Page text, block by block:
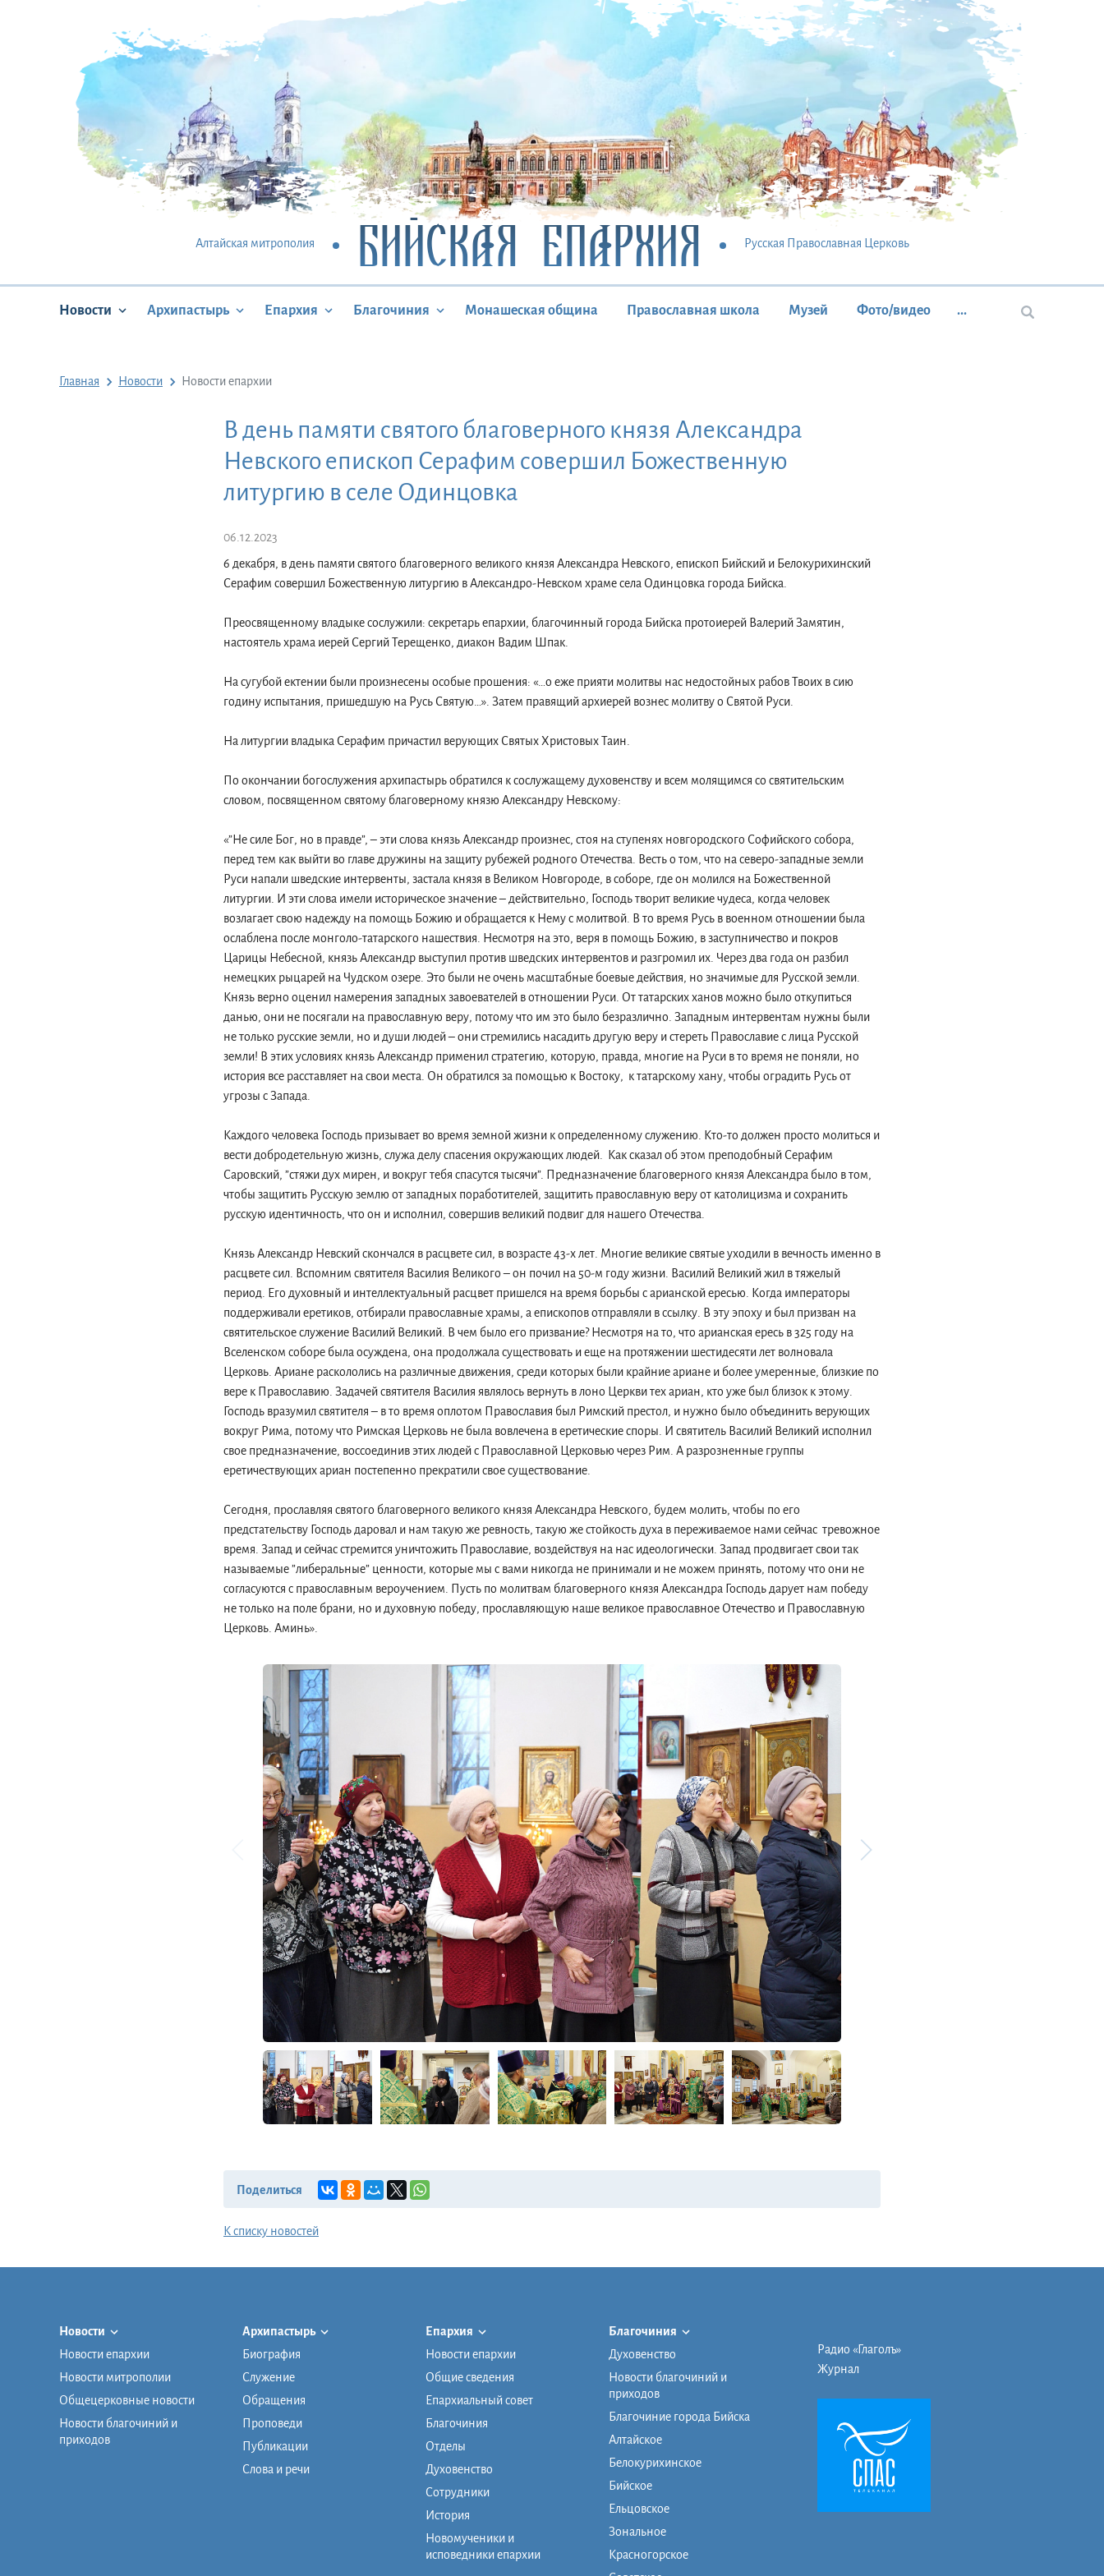
Алтайская митрополия БИЙСКАЯ ЕПАРХИЯ Русская Православная Церковь
Новости Архипастырь Епархия Благочиния Монашеская община Православная школа Музей Фото/видео ...
Главная Новости Новости епархии
В день памяти святого благоверного князя Александра
Невского епископ Серафим совершил Божественную
литургию в селе Одинцовка
06.12.2023
6 декабря, в день памяти святого благоверного великого князя Александра Невского, епископ Бийский и Белокурихинский
Серафим совершил Божественную литургию в Александро-Невском храме села Одинцовка города Бийска.
Преосвященному владыке сослужили: секретарь епархии, благочинный города Бийска протоиерей Валерий Замятин,
настоятель храма иерей Сергий Терещенко, диакон Вадим Шпак.
На сугубой ектении были произнесены особые прошения: «…о еже прияти молитвы нас недостойных рабов Твоих в сию
годину испытания, пришедшую на Русь Святую…». Затем правящий архиерей вознес молитву о Святой Руси.
На литургии владыка Серафим причастил верующих Святых Христовых Таин.
По окончании богослужения архипастырь обратился к сослужащему духовенству и всем молящимся со святительским
словом, посвященном святому благоверному князю Александру Невскому:
«”Не силе Бог, но в правде”, – эти слова князь Александр произнес, стоя на ступенях новгородского Софийского собора,
перед тем как выйти во главе дружины на защиту рубежей родного Отечества. Весть о том, что на северо-западные земли
Руси напали шведские интервенты, застала князя в Великом Новгороде, в соборе, где он молился на Божественной
литургии. И эти слова имели историческое значение – действительно, Господь творит великие чудеса, когда человек
возлагает свою надежду на помощь Божию и обращается к Нему с молитвой. В то время Русь в военном отношении была
ослаблена после монголо-татарского нашествия. Несмотря на это, веря в помощь Божию, в заступничество и покров
Царицы Небесной, князь Александр выступил против шведских интервентов и разгромил их. Через два года он разбил
немецких рыцарей на Чудском озере. Это были не очень масштабные боевые действия, но значимые для Русской земли.
Князь верно оценил намерения западных завоевателей в отношении Руси. От татарских ханов можно было откупиться
данью, они не посягали на православную веру, потому что им это было безразлично. Западным интервентам нужны были
не только русские земли, но и души людей – они стремились насадить другую веру и стереть Православие с лица Русской
земли! В этих условиях князь Александр применил стратегию, которую, правда, многие на Руси в то время не поняли, но
история все расставляет на свои места. Он обратился за помощью к Востоку, к татарскому хану, чтобы оградить Русь от
угрозы с Запада.
Каждого человека Господь призывает во время земной жизни к определенному служению. Кто-то должен просто молиться и
вести добродетельную жизнь, служа делу спасения окружающих людей. Как сказал об этом преподобный Серафим
Саровский, ”стяжи дух мирен, и вокруг тебя спасутся тысячи”. Предназначение благоверного князя Александра было в том,
чтобы защитить Русскую землю от западных поработителей, защитить православную веру от католицизма и сохранить
русскую идентичность, что он и исполнил, совершив великий подвиг для нашего Отечества.
Князь Александр Невский скончался в расцвете сил, в возрасте 43-х лет. Многие великие святые уходили в вечность именно в
расцвете сил. Вспомним святителя Василия Великого – он почил на 50-м году жизни. Василий Великий жил в тяжелый
период. Его духовный и интеллектуальный расцвет пришелся на время борьбы с арианской ересью. Когда императоры
поддерживали еретиков, отбирали православные храмы, а епископов отправляли в ссылку. В эту эпоху и был призван на
святительское служение Василий Великий. В чем было его призвание? Несмотря на то, что арианская ересь в 325 году на
Вселенском соборе была осуждена, она продолжала существовать и еще на протяжении шестидесяти лет волновала
Церковь. Ариане раскололись на различные движения, среди которых были крайние ариане и более умеренные, близкие по
вере к Православию. Задачей святителя Василия являлось вернуть в лоно Церкви тех ариан, кто уже был близок к этому.
Господь вразумил святителя – в то время оплотом Православия был Римский престол, и нужно было объединить верующих
вокруг Рима, потому что Римская Церковь не была вовлечена в еретические споры. И святитель Василий Великий исполнил
свое предназначение, воссоединив этих людей с Православной Церковью через Рим. А разрозненные группы
еретичествующих ариан постепенно прекратили свое существование.
Сегодня, прославляя святого благоверного великого князя Александра Невского, будем молить, чтобы по его
предстательству Господь даровал и нам такую же ревность, такую же стойкость духа в переживаемое нами сейчас тревожное
время. Запад и сейчас стремится уничтожить Православие, воздействуя на нас идеологически. Запад продвигает свои так
называемые ”либеральные” ценности, которые мы с вами никогда не принимали и не можем принять, потому что они не
согласуются с православным вероучением. Пусть по молитвам благоверного князя Александра Господь дарует нам победу
не только на поле брани, но и духовную победу, прославляющую наше великое православное Отечество и Православную
Церковь. Аминь».
Поделиться
К списку новостей
Новости
Новости епархии
Новости митрополии
Общецерковные новости
Новости благочиний и
приходов
Архипастырь
Биография
Служение
Обращения
Проповеди
Публикации
Слова и речи
Епархия
Новости епархии
Общие сведения
Епархиальный совет
Благочиния
Отделы
Духовенство
Сотрудники
История
Новомученики и
исповедники епархии
Благочиния
Духовенство
Новости благочиний и
приходов
Благочиние города Бийска
Алтайское
Белокурихинское
Бийское
Ельцовское
Зональное
Красногорское
Радио «Глаголъ»
Журнал